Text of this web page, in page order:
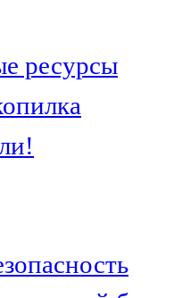
ресурсы